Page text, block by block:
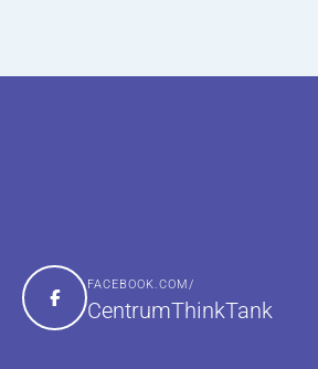
FACEBOOK.COM/
CentrumThinkTank